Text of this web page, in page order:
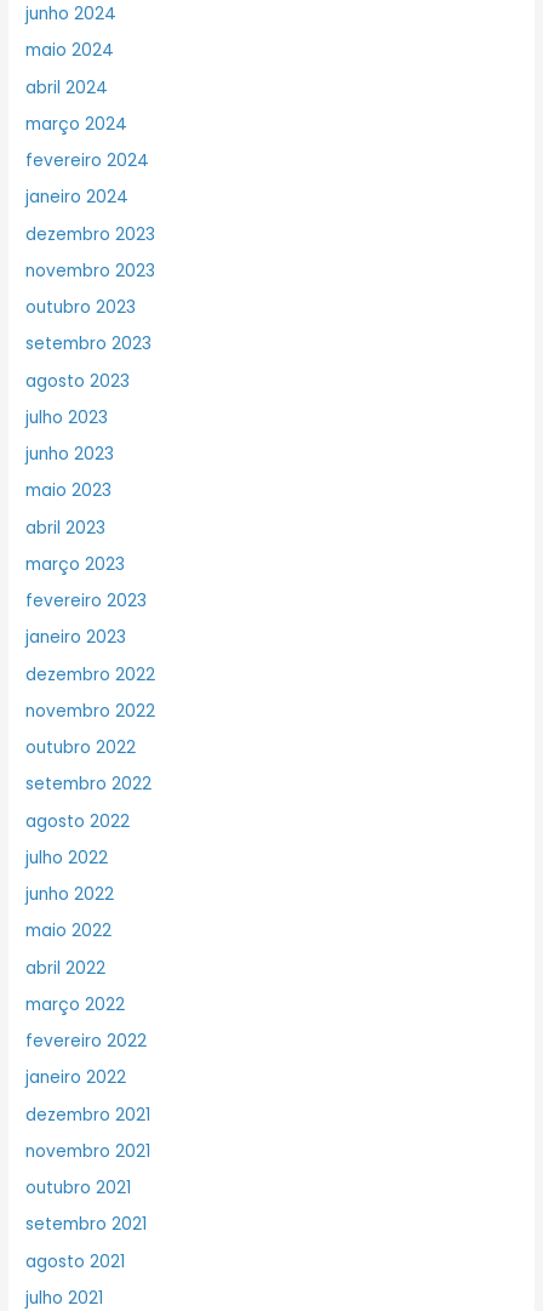
junho 2024
maio 2024
abril 2024
março 2024
fevereiro 2024
janeiro 2024
dezembro 2023
novembro 2023
outubro 2023
setembro 2023
agosto 2023
julho 2023
junho 2023
maio 2023
abril 2023
março 2023
fevereiro 2023
janeiro 2023
dezembro 2022
novembro 2022
outubro 2022
setembro 2022
agosto 2022
julho 2022
junho 2022
maio 2022
abril 2022
março 2022
fevereiro 2022
janeiro 2022
dezembro 2021
novembro 2021
outubro 2021
setembro 2021
agosto 2021
julho 2021